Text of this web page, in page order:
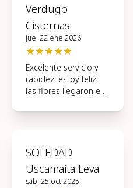
Verdugo
Cisternas
jue. 22 ene 2026
Excelente servicio y
rapidez, estoy feliz,
las flores llegaron en
condiciones, muchas
SOLEDAD
Uscamaita Leva
sáb. 25 oct 2025